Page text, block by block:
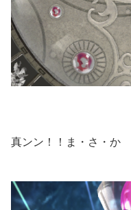
真ンン！！ま・さ・か